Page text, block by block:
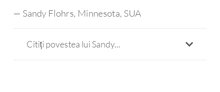
— Sandy Flohrs, Minnesota, SUA
Citiți povestea lui Sandy...